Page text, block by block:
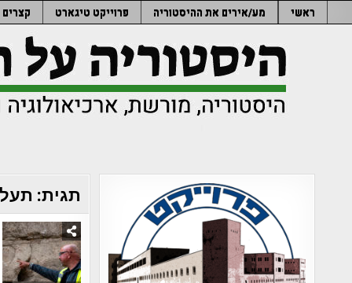
to
ראשי מע/אירים את ההיסטוריה פרוייקט טיגארט קצרים
תגית: